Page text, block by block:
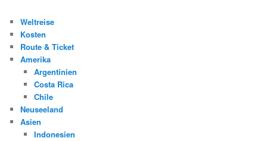
Weltreise
Kosten
Route & Ticket
Amerika
Argentinien
Costa Rica
Chile
Neuseeland
Asien
Indonesien